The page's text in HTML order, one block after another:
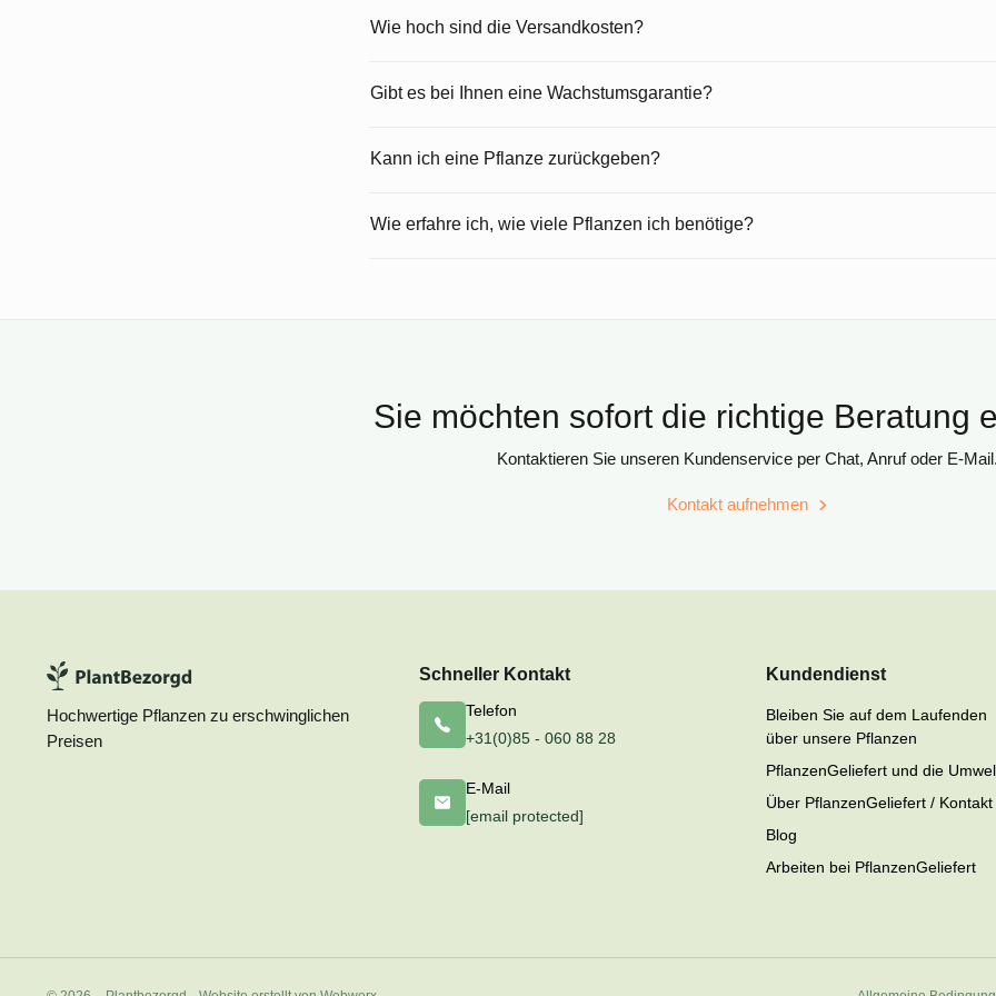
Wie hoch sind die Versandkosten?
Gibt es bei Ihnen eine Wachstumsgarantie?
Kann ich eine Pflanze zurückgeben?
Wie erfahre ich, wie viele Pflanzen ich benötige?
Sie möchten sofort die richtige Beratung
Kontaktieren Sie unseren Kundenservice per Chat, Anruf oder E-Mail.
Kontakt aufnehmen
Hochwertige Pflanzen zu erschwinglichen
Preisen
Schneller Kontakt
Telefon
+31(0)85 - 060 88 28
E-Mail
[email protected]
Kundendienst
Bleiben Sie auf dem Laufenden
über unsere Pflanzen
PflanzenGeliefert und die
Über PflanzenGeliefert / Kontakt
Blog
Arbeiten bei PflanzenGeliefert